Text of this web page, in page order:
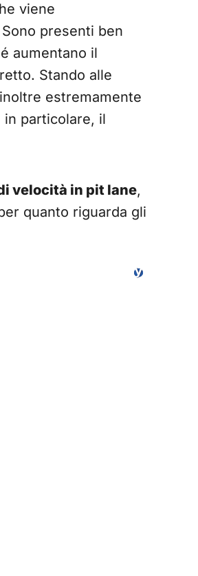
viene
presenti ben
aumentano il
Stando alle
estremamente
in particolare, il
velocità in pit lane,
quanto riguarda gli